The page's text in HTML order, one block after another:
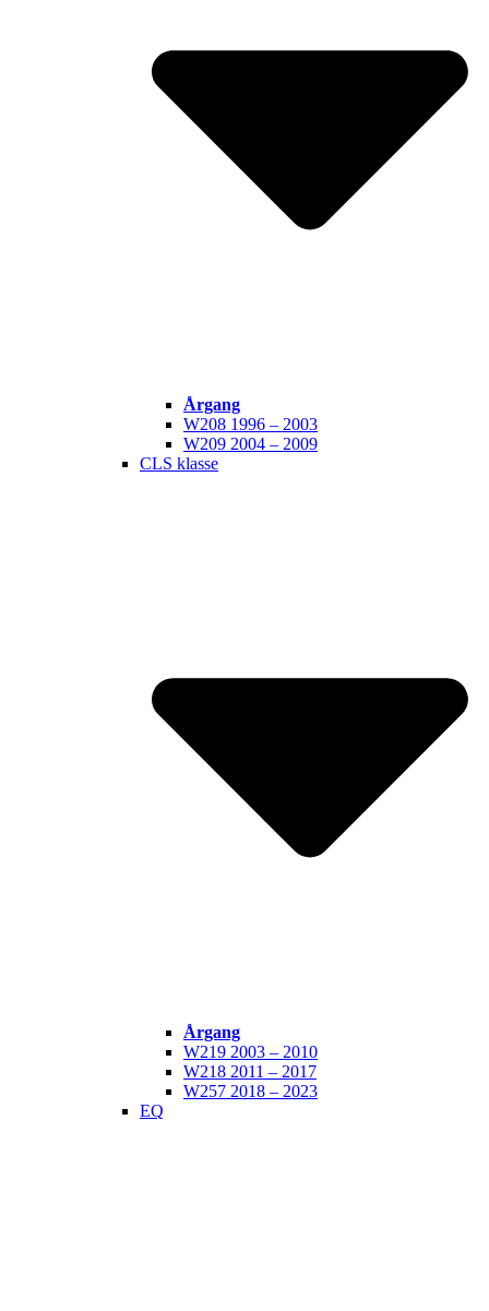
Årgang
W208 1996 – 2003
W209 2004 – 2009
CLS klasse
Årgang
W219 2003 – 2010
W218 2011 – 2017
W257 2018 – 2023
EQ